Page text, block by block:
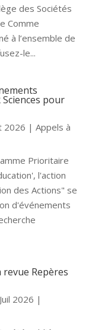
des Sociétés
Comme
à l’ensemble de
le...
Sciences pour
2026 | Appels à
Prioritaire
l'action
des Actions" se
d'événements
Repères
2026 |